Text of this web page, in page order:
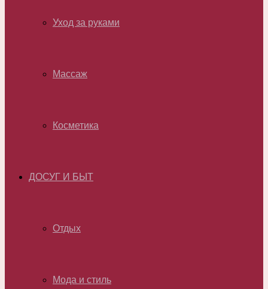
Уход за руками
Массаж
Косметика
ДОСУГ И БЫТ
Отдых
Мода и стиль